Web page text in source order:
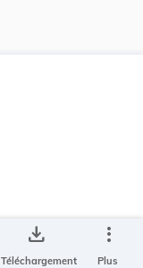
save_alt
Téléchargement
more_vert
Plus